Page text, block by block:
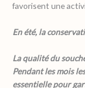
favorisent une
En été, la
La qualité du
Pendant les mois
essentielle pour